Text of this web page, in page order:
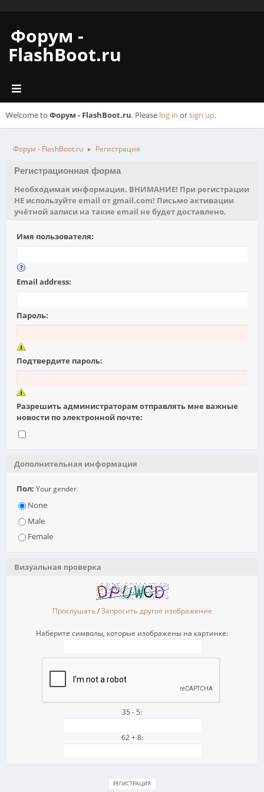
Форум -
FlashBoot.ru
Welcome to Форум - FlashBoot.ru. Please log in orsign up.
Форум - FlashBoot.ru ► Регистрация
Регистрационная форма
Необходимая информация. ВНИМАНИЕ! При регистрации
НЕ используйте email от gmail.com! Письмо активации
учётной записи на такие email не будет доставлено.
Имя пользователя:
Email address:
Пароль:
Подтвердите пароль:
Разрешить администраторам отправлять мне важные
новости по электронной почте:
Дополнительная информация
Пол: Your gender.
None
Male
Female
Визуальная проверка
Прослушать/Запросить другое изображение
Наберите символы, которые изображены на картинке:
35 - 5:
62 + 8: